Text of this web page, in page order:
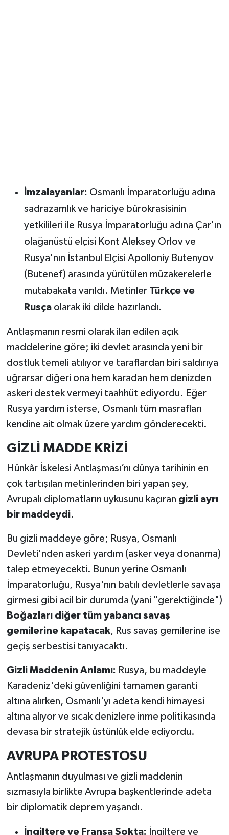
İmzalayanlar: Osmanlı İmparatorluğu adına
sadrazamlık ve hariciye bürokrasisinin
yetkilileri ile Rusya İmparatorluğu adına Çar'ın
olağanüstü elçisi Kont Aleksey Orlov ve
Rusya'nın İstanbul Elçisi Apolloniy Butenyov
(Butenef) arasında yürütülen müzakerelerle
mutabakata varıldı. Metinler Türkçe ve
Rusçaolarak iki dilde hazırlandı.
Antlaşmanın resmi olarak ilan edilen açık
maddelerine göre; iki devlet arasında yeni bir
dostluk temeli atılıyor ve taraflardan biri saldırıya
uğrarsar diğeri ona hem karadan hem denizden
askeri destek vermeyi taahhüt ediyordu. Eğer
Rusya yardım isterse, Osmanlı tüm masrafları
kendine ait olmak üzere yardım gönderecekti.
GİZLİ MADDE KRİZİ
Hünkâr İskelesi Antlaşması’nı dünya tarihinin en
çok tartışılan metinlerinden biri yapan şey,
Avrupalı diplomatların uykusunu kaçıran gizli ayrı
bir maddeydi.
Bu gizli maddeye göre; Rusya, Osmanlı
Devleti'nden askeri yardım (asker veya donanma)
talep etmeyecekti. Bunun yerine Osmanlı
İmparatorluğu, Rusya'nın batılı devletlerle savaşa
girmesi gibi acil bir durumda (yani "gerektiğinde")
Boğazları diğer tüm yabancı savaş
gemilerine kapatacak, Rus savaş gemilerine ise
geçiş serbestisi tanıyacaktı.
Gizli Maddenin Anlamı: Rusya, bu maddeyle
Karadeniz'deki güvenliğini tamamen garanti
altına alırken, Osmanlı'yı adeta kendi himayesi
altına alıyor ve sıcak denizlere inme politikasında
devasa bir stratejik üstünlük elde ediyordu.
AVRUPA PROTESTOSU
Antlaşmanın duyulması ve gizli maddenin
sızmasıyla birlikte Avrupa başkentlerinde adeta
bir diplomatik deprem yaşandı.
İngiltere ve Fransa Şokta: İngiltere ve